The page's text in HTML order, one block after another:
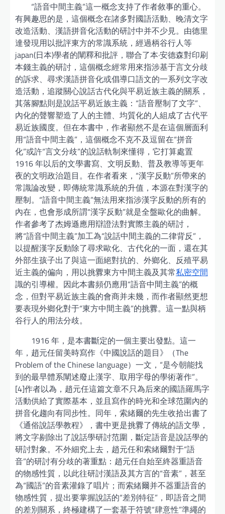
“語音中間主義”這一概念支持了作者敘事的重心。
有興趣思的是，這個概念在諸多對國語活動、晚清文字
改造活動、漢語拼音化活動的研討中并不少見。由德里
達發現用以批評東方的常識系統，經過柄谷行人等
japan(日本)學者的闡釋和批評，聯合了本·安德森對印刷
本錢主義的研討，這個概念經常用來指涉基于言文分歧
的訴求、尋求漢語拼音化或倡導口語文的一系列文字改
造活動，追蹤關心說話古代化與平易近族主義的關系，
其落腳點則是說話平易近族主義：“語音壓制了文字”、
內化的聲響塑造了人的主體、均質化的人組成了古代平
易近族國度。但在本書中，作者顯然不是在這個層面利
用“語音中間主義”，這個概念不克不及逗留在“拼音
化”或許“言文分歧”的說話軌制來懂得，它打算處置
1916 年以后的文學書寫、文明反動、普及教導等更年
夜的文明政治題目。在作者看來，“漢字反動”所帶來的
常識論改變，即傳統常識系統的升值，本源在對漢字的
壓制。“語音中間主義”無法用來指涉漢字反動的所有的
內在，也會形成所謂“漢字反動”就是全盤歐化的曲解。
作者參考了杰姆遜應用辯證法對實際主義的研討，
將“語音中間主義”加工為“說話中間主義的二律背反”，
以提醒漢字反動除了尋求歐化、古代化的一面，還在其
外部生孩子出了與這一面絕對抗的、外鄉化、反殖平易
近主義的偏向，用以挑釁東方中間主義及其常私密空間
識的引導權。因此本書頻仍應用“語音中間主義”的概
念，但對平易近族主義的會商并未幾，而作者顯然更想
要表現外鄉化對于“東方中間主義”的挑釁。這一點與柄
谷行人的用法分歧。
1916 年，是本書斷定的一個主要出發點。這一
年，趙元任留美時寫作《中國說話的題目》（The
Problem of the Chinese language）一文，“是今朝能找
到的最早體系闡述廢止漢字、取用字母的學術著作”。
[4]作者以為，趙元任這篇文章不只為后來的國語羅馬字
活動供給了實際基本，並且寫作的時光和全球范圍內的
拼音化趨向有同步性。同年，索緒爾的先生收拾出書了
《通俗說話學教程》，書中更是挑釁了傳統的語文學，
將文字剔除出了說話學研討范圍，斷定語音是說話學的
研討對象。不外細究上去，趙元任和索緒爾對于“語
音”的研討有分歧的著重點：趙元任自始至終器重語音
的物感性質，以此往研討漢語及其方言的“音素”，甚至
為“國語”的音素灌錄了唱片；而索緒爾并不器重語音的
物感性質，提出要掌握說話的“差別特征”，即語音之間
的差別關系，終極建構了一套基于符號“肆意性”準繩的